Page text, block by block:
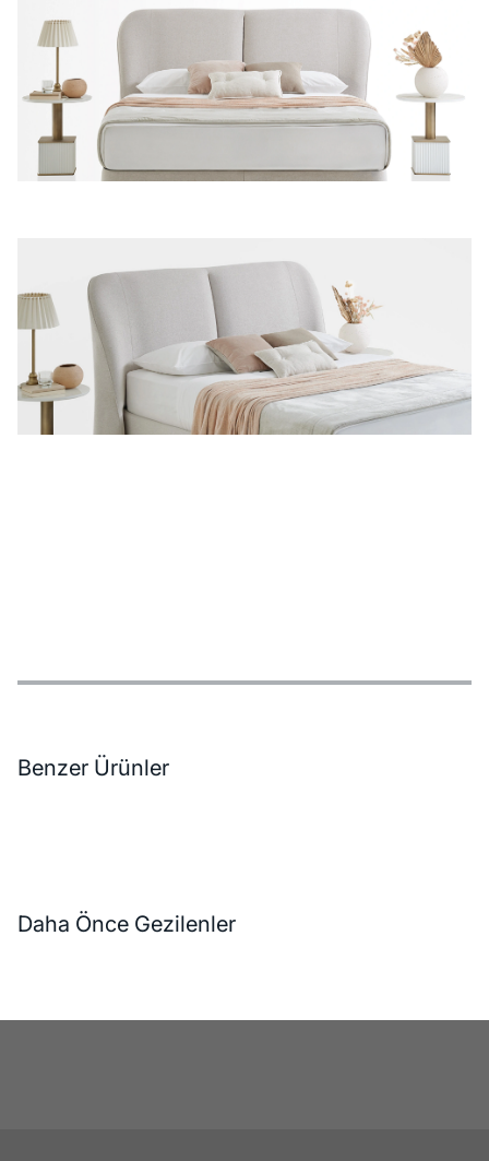
Özellikler
Ödeme Seçenekleri
Teslimat ve İade Koşulları
Benzer Ürünler
Daha Önce Gezilenler